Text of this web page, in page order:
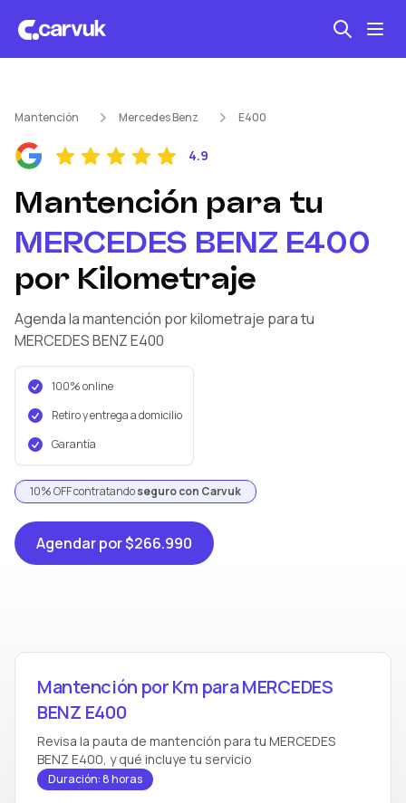
Mantención kilometraje
Revisión técnica
Mantención Mercedes Benz E400
4.9
Mantención para tu
MERCEDES BENZ E400
por Kilometraje
Agenda la mantención por kilometraje para tu
MERCEDES BENZE400
100% online
Retiro y entrega a domicilio
Garantía
10% OFF contratandoseguro con Carvuk
Agendarpor $266.990
Mantención por Km para MERCEDES
BENZ E400
Revisa la pauta de mantención para tu MERCEDES
BENZ E400, y qué incluye tu servicio
Duración: 8 horas